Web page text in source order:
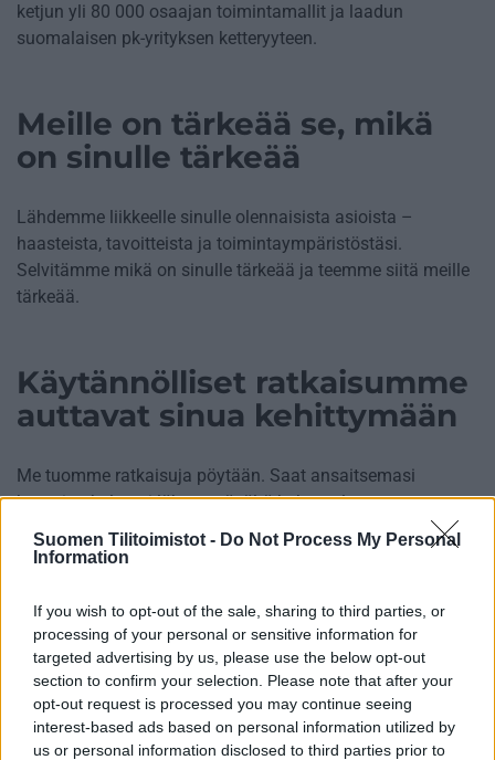
Suomen Tilitoimistot - Do Not Process My Personal
Information
If you wish to opt-out of the sale, sharing to third parties, or
processing of your personal or sensitive information for
targeted advertising by us, please use the below opt-out
section to confirm your selection. Please note that after your
opt-out request is processed you may continue seeing
interest-based ads based on personal information utilized by
us or personal information disclosed to third parties prior to
ketjun yli 80 000 osaajan toimintamallit ja laadun
suomalaisen pk-yrityksen ketteryyteen.
Meille on tärkeää se, mikä
on sinulle tärkeää
Lähdemme liikkeelle sinulle olennaisista asioista –
haasteista, tavoitteista ja toimintaympäristöstäsi.
Selvitämme mikä on sinulle tärkeää ja teemme siitä meille
tärkeää.
Käytännölliset ratkaisumme
auttavat sinua kehittymään
Me tuomme ratkaisuja pöytään. Saat ansaitsemasi
huomion helposti lähestyttävältä kokeneelta
asiantuntijalta, joka kysyy oikeat kysymykset, kuuntelee ja
tarjoaa aitoja näkemyksiä ja selkeyttä.
Tilitoimiston erityisosaaminen
Palvelukielet
Suomi
Englanti